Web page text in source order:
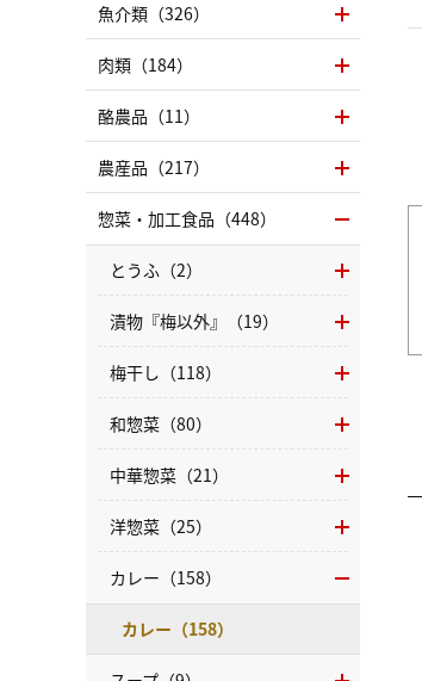
魚介類（326）
肉類（184）
酪農品（11）
農産品（217）
惣菜・加工食品（448）
とうふ（2）
漬物『梅以外』（19）
梅干し（118）
和惣菜（80）
中華惣菜（21）
洋惣菜（25）
カレー（158）
カレー（158）